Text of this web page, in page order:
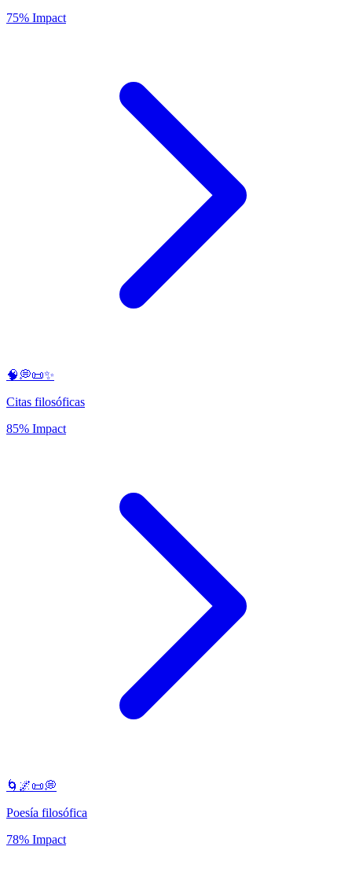
75% Impact
🧠💭📜✨
Citas filosóficas
85% Impact
🌀🌌📜💭
Poesía filosófica
78% Impact